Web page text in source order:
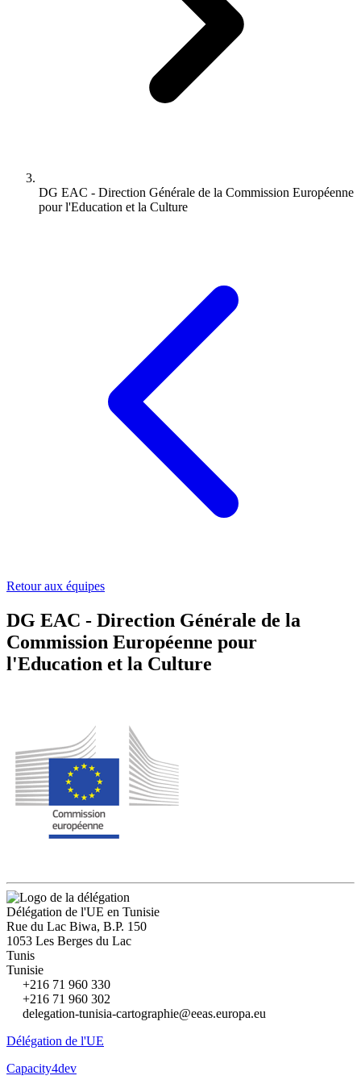
DG EAC - Direction Générale de la Commission Européenne
pour l'Education et la Culture
Retour aux équipes
DG EAC - Direction Générale de la
Commission Européenne pour
l'Education et la Culture
Délégation de l'UE en Tunisie
Rue du Lac Biwa, B.P. 150
1053 Les Berges du Lac
Tunis
Tunisie
+216 71 960 330
+216 71 960 302
delegation-tunisia-cartographie@eeas.europa.eu
Délégation de l'UE
Capacity4dev